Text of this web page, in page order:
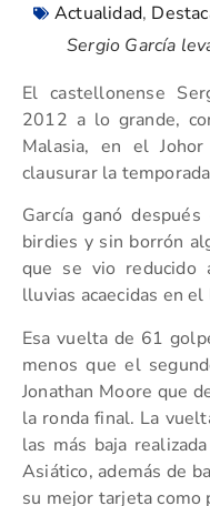
Actualidad,
Sergio García
El castellonense
2012 a lo grande,
Malasia, en el
clausurar la
García ganó
birdies y sin borrón
que se vio reducido
lluvias acaecidas en el
Esa vuelta de 61
menos que el
Jonathan Moore que
la ronda final. La
las más baja
Asiático, además de
su mejor tarjeta como